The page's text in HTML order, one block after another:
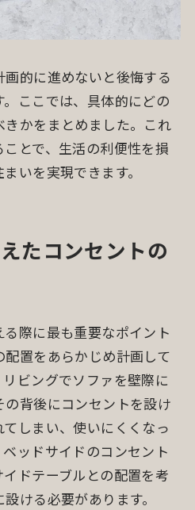
的に進めないと後悔する
ここでは、具体的にどの
かをまとめました。これ
とで、生活の利便性を損
いを実現できます。
たコンセントの
際に最も重要なポイント
置をあらかじめ計画して
ビングでソファを壁際に
背後にコンセントを設け
しまい、使いにくくなっ
ッドサイドのコンセント
ドテーブルとの配置を考
ける必要があります。